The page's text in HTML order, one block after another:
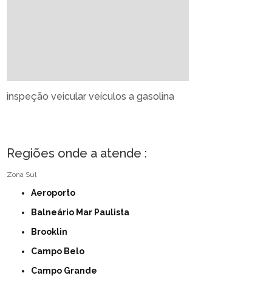
inspeção veicular veículos a gasolina
Regiões onde a atende :
Zona Sul
Aeroporto
Balneário Mar Paulista
Brooklin
Campo Belo
Campo Grande